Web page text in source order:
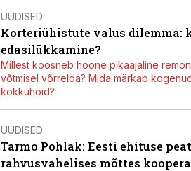
UUDISED
Korteriühistute valus dilemma:
edasilükkamine?
Millest koosneb hoone pikaajaline
võtmisel võrrelda? Mida märkab
kokkuhoid?
UUDISED
Tarmo Pohlak: Eesti ehituse
rahvusvahelises mõttes